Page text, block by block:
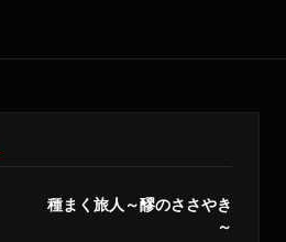
種まく旅人～醪のささやき
～